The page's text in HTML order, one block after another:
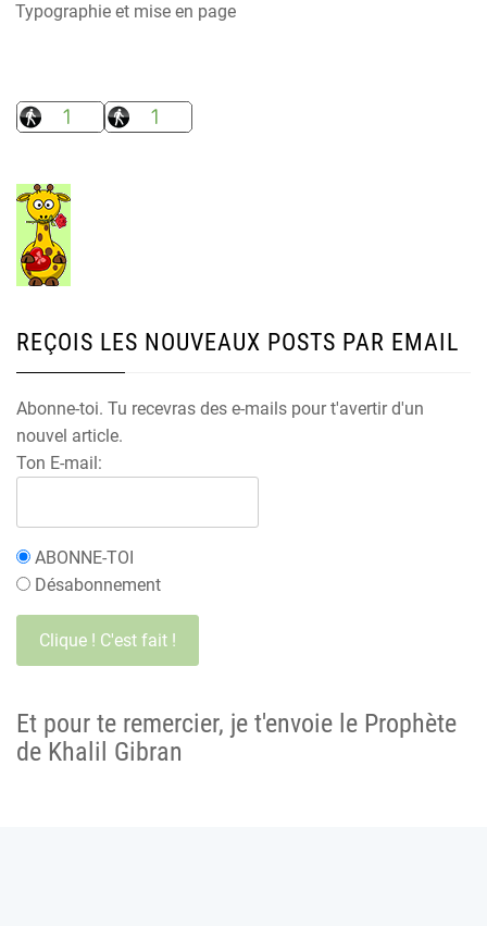
Typographie et mise en page
REÇOIS LES NOUVEAUX POSTS PAR EMAIL
Abonne-toi. Tu recevras des e-mails pour t'avertir d'un
nouvel article.
Ton E-mail:
ABONNE-TOI
Désabonnement
Et pour te remercier, je t'envoie le Prophète
de Khalil Gibran